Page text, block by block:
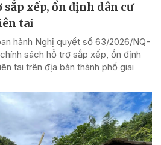
sắp xếp, ổn định dân cư
tai
hành Nghị quyết số 63/2026/NQ-
sách hỗ trợ sắp xếp, ổn định
tai trên địa bàn thành phố giai